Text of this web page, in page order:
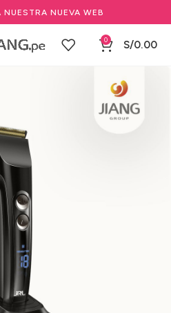
NUEVA WEB
0 S/0.00
Equipos para Salón de Belleza